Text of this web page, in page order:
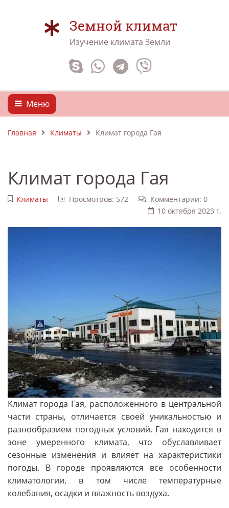
Земной климат
Изучение климата Земли
Меню
Главная Климаты Климат города Гая
Климат города Гая
Климаты Просмотров: 572
Комментарии: 0
10 октября 2023 г.
Климат города Гая, расположенного в центральной
части страны, отличается своей уникальностью и
разнообразием погодных условий. Гая находится в
зоне умеренного климата, что обуславливает
сезонные изменения и влияет на характеристики
погоды. В городе проявляются все особенности
климатологии, в том числе температурные
колебания, осадки и влажность воздуха.